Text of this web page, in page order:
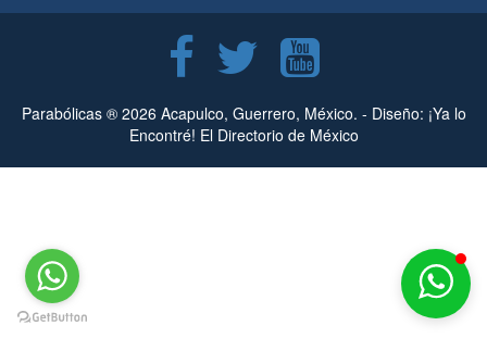
Parabólicas ® 2026 Acapulco, Guerrero, México. - Diseño: ¡Ya lo
Encontré! El Directorio de México